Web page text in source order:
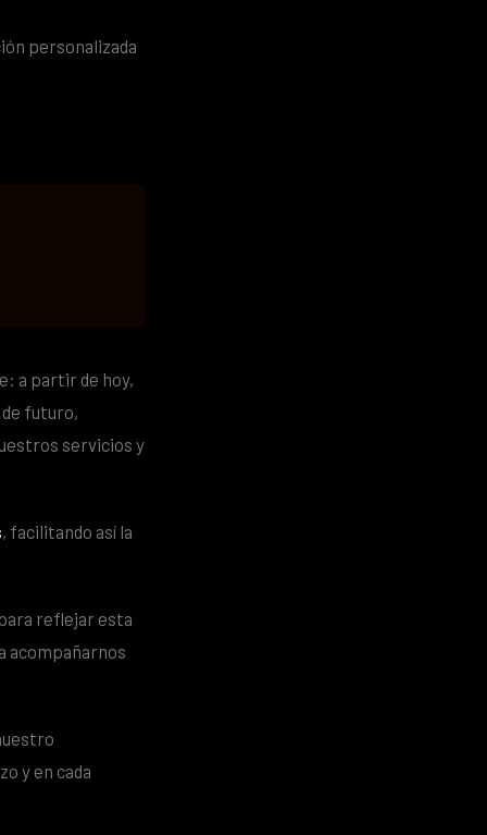
personalizada
a partir de hoy,
futuro,
servicios y
, facilitando así la
reflejar esta
acompañarnos
y en cada